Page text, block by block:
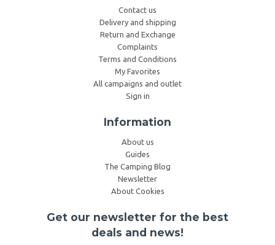
Contact us
Delivery and shipping
Return and Exchange
Complaints
Terms and Conditions
My Favorites
All campaigns and outlet
Sign in
Information
About us
Guides
The Camping Blog
Newsletter
About Cookies
Get our newsletter for the best
deals and news!